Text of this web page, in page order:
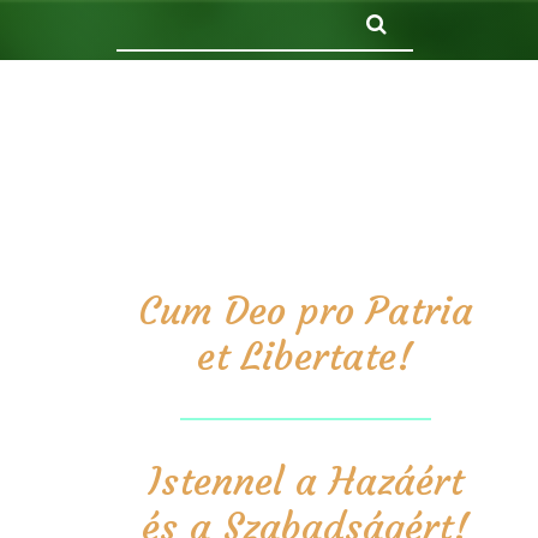
Cum Deo pro Patria
et Libertate!
Istennel a Hazáért
és a Szabadságért!